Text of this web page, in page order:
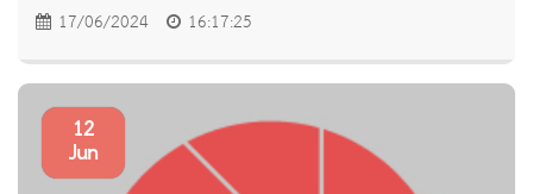
17/06/2024 16:17:25
12
Jun